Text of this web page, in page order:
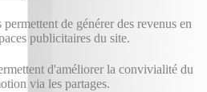
de générer des revenus en
publicitaires du site.
d'améliorer la convivialité du
via les partages.